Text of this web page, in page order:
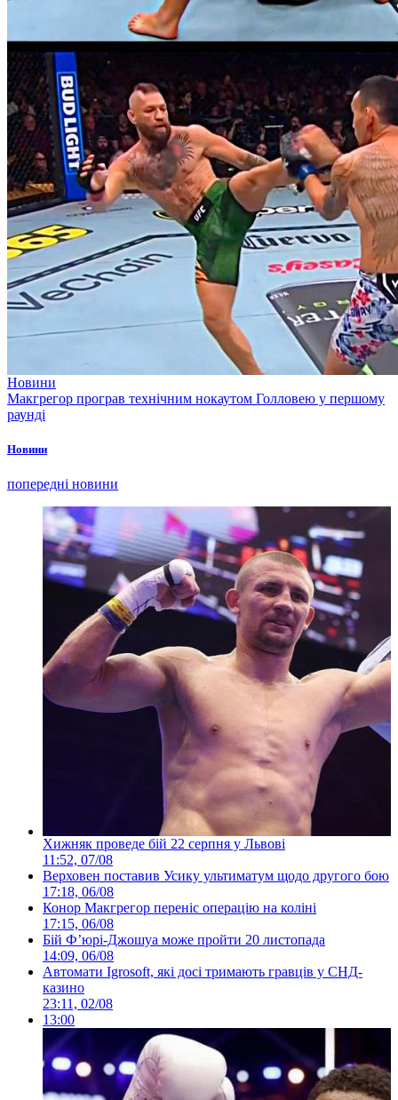
Новини
Макгрегор програв технічним нокаутом Голловею у першому
раунді
Новини
попередні новини
Хижняк проведе бій 22 серпня у Львові
11:52, 07/08
Верховен поставив Усику ультиматум щодо другого бою
17:18, 06/08
Конор Макгрегор переніс операцію на коліні
17:15, 06/08
Бій Ф’юрі-Джошуа може пройти 20 листопада
14:09, 06/08
Автомати Igrosoft, які досі тримають гравців у СНД-
казино
23:11, 02/08
13:00